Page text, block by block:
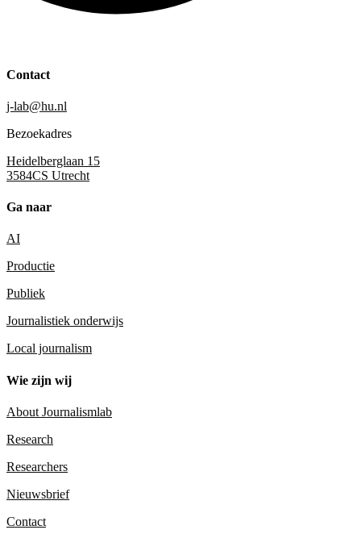
Contact
j-lab@hu.nl
Bezoekadres
Heidelberglaan 15
3584CS Utrecht
Ga naar
AI
Productie
Publiek
Journalistiek onderwijs
Local journalism
Wie zijn wij
About Journalismlab
Research
Researchers
Nieuwsbrief
Contact